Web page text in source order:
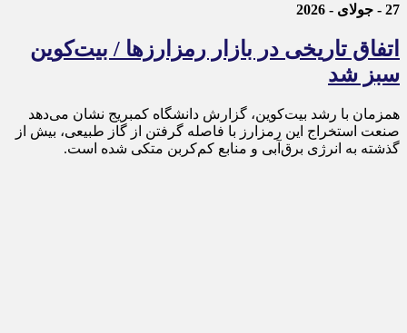
27 - جولای - 2026
اتفاق تاریخی در بازار رمزارزها / بیت‌کوین
سبز شد
همزمان با رشد بیت‌کوین، گزارش دانشگاه کمبریج نشان می‌دهد
صنعت استخراج این رمزارز با فاصله گرفتن از گاز طبیعی، بیش از
گذشته به انرژی برق‌آبی و منابع کم‌کربن متکی شده است.